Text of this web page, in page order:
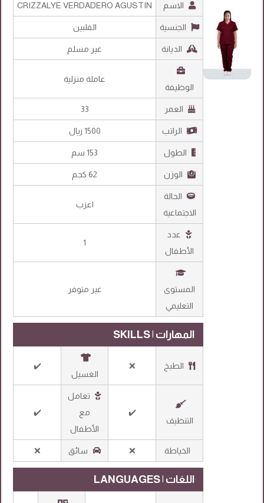
الاسم CRIZZALYE VERDADERO AGUSTIN
الجنسية الفلبين
الديانة غير مسلم
الوظيفة
عاملة منزلية
العمر 33
الراتب 1500 ريال
الطول 153 سم
الوزن 62 كجم
الحالة
الاجتماعية
اعزب
عدد
الأطفال
1
المستوى
التعليمي
غير متوفر
المهارات | SKILLS
الطبخ
❌
الغسيل
✔️
التنظيف
✔️
تعامل
مع
الأطفال
✔️
الخياطة ❌ سائق ❌
اللغات | LANGUAGES